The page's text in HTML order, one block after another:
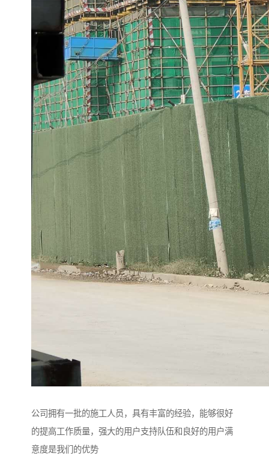
公司拥有一批的施工人员，具有丰富的经验，能够很好
的提高工作质量，强大的用户支持队伍和良好的用户满
意度是我们的优势